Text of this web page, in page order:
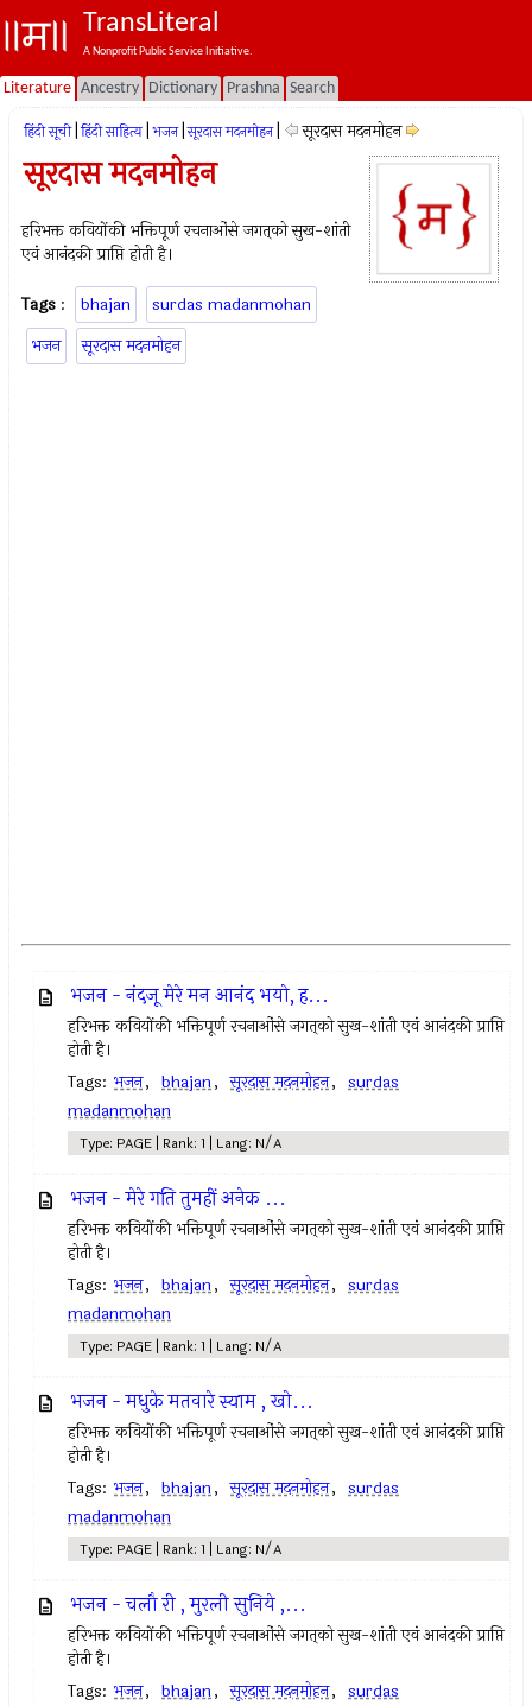
TransLiteral
A Nonprofit Public Service Initiative.
Literature Ancestry Dictionary Prashna Search
हिंदी सूची हिंदी साहित्य भजन सूरदास मदनमोहन सूरदास मदनमोहन
सूरदास मदनमोहन
हरिभक्त कवियोंकी भक्तिपूर्ण रचनाओंसे जगत्‌को सुख-शांती
एवं आनंदकी प्राप्ति होती है।
Tags : bhajan
surdas madanmohan
भजन
सूरदास मदनमोहन
भजन - नंदजू मेरे मन आनंद भयो, ह...
हरिभक्त कवियोंकी भक्तिपूर्ण रचनाओंसे जगत्‌को सुख-शांती एवं आनंदकी प्राप्ति
होती है।
Tags: भजन, bhajan, सूरदास मदनमोहन, surdas
madanmohan
Type: PAGE | Rank: 1 | Lang: N/A
भजन - मेरे गति तुमहीं अनेक ...
हरिभक्त कवियोंकी भक्तिपूर्ण रचनाओंसे जगत्‌को सुख-शांती एवं आनंदकी प्राप्ति
होती है।
Tags: भजन, bhajan, सूरदास मदनमोहन, surdas
madanmohan
Type: PAGE | Rank: 1 | Lang: N/A
भजन - मधुके मतवारे स्याम , खो...
हरिभक्त कवियोंकी भक्तिपूर्ण रचनाओंसे जगत्‌को सुख-शांती एवं आनंदकी प्राप्ति
होती है।
Tags: भजन, bhajan, सूरदास मदनमोहन, surdas
madanmohan
Type: PAGE | Rank: 1 | Lang: N/A
भजन - चलौ री , मुरली सुनिये ,...
हरिभक्त कवियोंकी भक्तिपूर्ण रचनाओंसे जगत्‌को सुख-शांती एवं आनंदकी प्राप्ति
होती है।
Tags: भजन, bhajan, सूरदास मदनमोहन, surdas